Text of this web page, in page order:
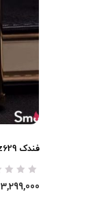
فندک ZORRO z629 چرخشی اورجینال
3,299,000